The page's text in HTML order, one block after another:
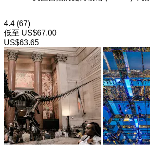
4.4 (67)
低至 US$67.00
US$63.65